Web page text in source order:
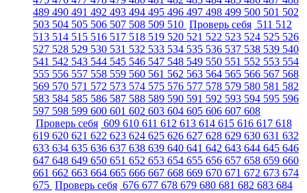
489 490 491 492 493 494 495 496 497 498 499 500 501 502
503 504 505 506 507 508 509 510 Проверь себя 511 512
513 514 515 516 517 518 519 520 521 522 523 524 525 526
527 528 529 530 531 532 533 534 535 536 537 538 539 540
541 542 543 544 545 546 547 548 549 550 551 552 553 554
555 556 557 558 559 560 561 562 563 564 565 566 567 568
569 570 571 572 573 574 575 576 577 578 579 580 581 582
583 584 585 586 587 588 589 590 591 592 593 594 595 596
597 598 599 600 601 602 603 604 605 606 607 608
Проверь себя 609 610 611 612 613 614 615 616 617 618
619 620 621 622 623 624 625 626 627 628 629 630 631 632
633 634 635 636 637 638 639 640 641 642 643 644 645 646
647 648 649 650 651 652 653 654 655 656 657 658 659 660
661 662 663 664 665 666 667 668 669 670 671 672 673 674
675 Проверь себя 676 677 678 679 680 681 682 683 684